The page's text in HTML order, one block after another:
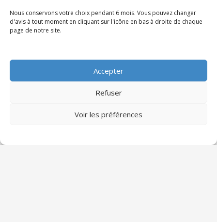
Nous conservons votre choix pendant 6 mois. Vous pouvez changer
d'avis à tout moment en cliquant sur l'icône en bas à droite de chaque
page de notre site.
Accepter
Refuser
Voir les préférences
Les formations professionnelles les plus
demandées en 2025
l’impulsion de la transformation digitale, de la